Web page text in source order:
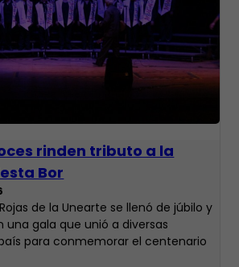
rinden tributo a la
Bor
de la Unearte se llenó de júbilo y
gala que unió a diversas
para conmemorar el centenario